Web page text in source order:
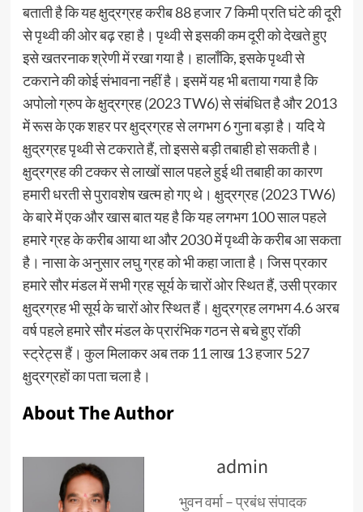
बताती है कि यह क्षुद्रग्रह करीब 88 हजार 7 किमी प्रति घंटे की दूरी
से पृथ्वी की ओर बढ़ रहा है। पृथ्वी से इसकी कम दूरी को देखते हुए
इसे खतरनाक श्रेणी में रखा गया है। हालाँकि, इसके पृथ्वी से
टकराने की कोई संभावना नहीं है। इसमें यह भी बताया गया है कि
अपोलो ग्रुप के क्षुद्रग्रह (2023 TW6) से संबंधित है और 2013
में रूस के एक शहर पर क्षुद्रग्रह से लगभग 6 गुना बड़ा है। यदि ये
क्षुद्रग्रह पृथ्वी से टकराते हैं, तो इससे बड़ी तबाही हो सकती है।
क्षुद्रग्रह की टक्कर से लाखों साल पहले हुई थी तबाही का कारण
हमारी धरती से पुरावशेष खत्म हो गए थे। क्षुद्रग्रह (2023 TW6)
के बारे में एक और खास बात यह है कि यह लगभग 100 साल पहले
हमारे ग्रह के करीब आया था और 2030 में पृथ्वी के करीब आ सकता
है। नासा के अनुसार लघु ग्रह को भी कहा जाता है। जिस प्रकार
हमारे सौर मंडल में सभी ग्रह सूर्य के चारों ओर स्थित हैं, उसी प्रकार
क्षुद्रग्रह भी सूर्य के चारों ओर स्थित हैं। क्षुद्रग्रह लगभग 4.6 अरब
वर्ष पहले हमारे सौर मंडल के प्रारंभिक गठन से बचे हुए रॉकी
स्ट्रेट्स हैं। कुल मिलाकर अब तक 11 लाख 13 हजार 527
क्षुद्रग्रहों का पता चला है।
About The Author
admin
भुवन वर्मा – प्रबंध संपादक